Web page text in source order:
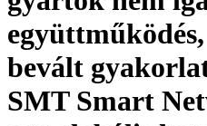
bevált
SMT Smart